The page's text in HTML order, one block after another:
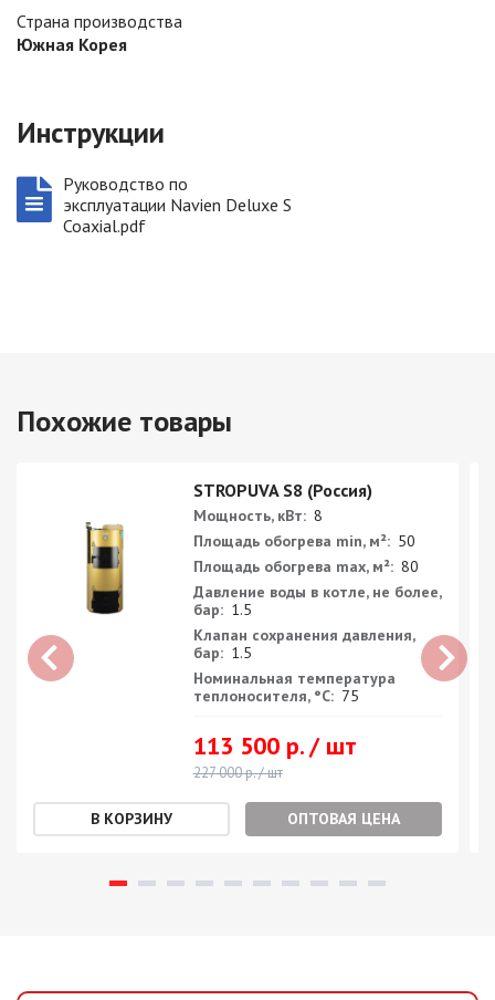
Страна производства
Южная Корея
Инструкции
Руководство по
эксплуатации Navien Deluxe S
Coaxial.pdf
Похожие товары
STROPUVA S8 (Россия)
Мощность, кВт: 8
Площадь обогрева min, м²: 50
Площадь обогрева max, м²: 80
Давление воды в котле, не более,
бар: 1.5
Клапан сохранения давления,
бар: 1.5
Номинальная температура
теплоносителя, °С: 75
113 500 р. / шт
227 000 р. / шт
ОПТОВАЯ ЦЕНА